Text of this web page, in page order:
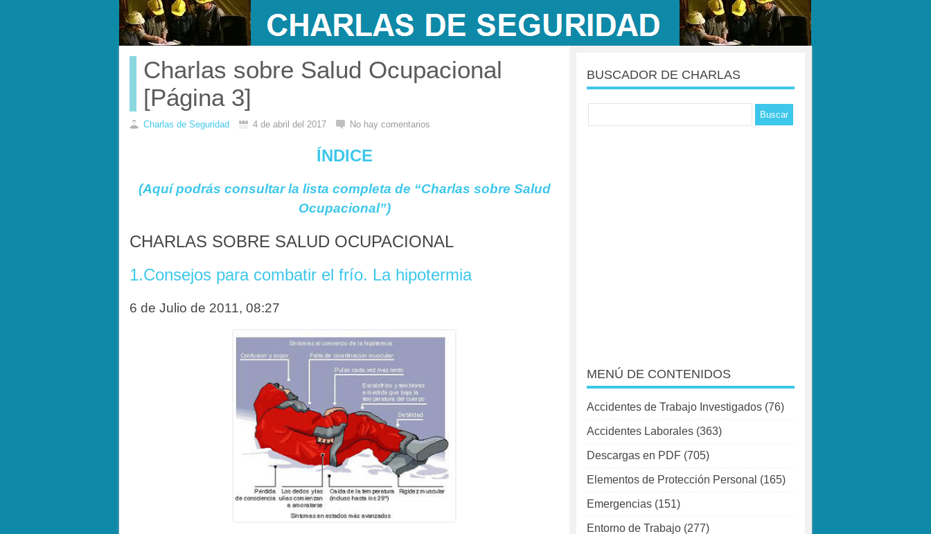
Charlas sobre Salud Ocupacional
[Página 3]
Charlas de Seguridad 4 de abril del 2017 No hay comentarios
ÍNDICE
(Aquí podrás consultar la lista completa de “Charlas sobre Salud
Ocupacional”)
CHARLAS SOBRE SALUD OCUPACIONAL
1.Consejos para combatir el frío. La hipotermia
6 de Julio de 2011, 08:27
BUSCADOR DE CHARLAS
MENÚ DE CONTENIDOS
Accidentes de Trabajo Investigados (76)
Accidentes Laborales (363)
Descargas en PDF (705)
Elementos de Protección Personal (165)
Emergencias (151)
Entorno de Trabajo (277)